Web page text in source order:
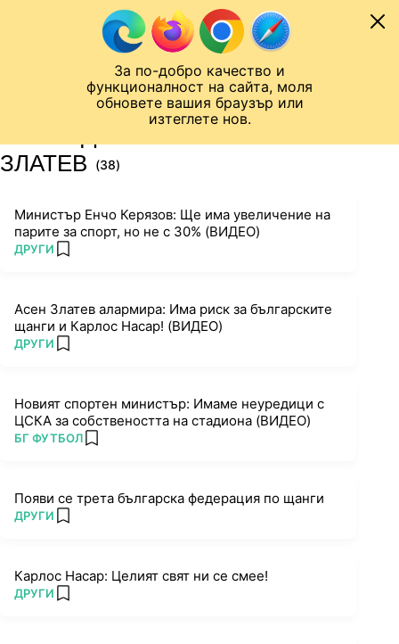
За по-добро качество и
функционалност на сайта, моля
обновете вашия браузър или
изтеглете нов.
Към съдържанието
Лига на Конференциите
ЗЛАТЕВ
(38)
Министър Енчо Керязов: Ще има увеличение на
парите за спорт, но не с 30% (ВИДЕО)
ПОВЕЧЕ ОТ
ДРУГИ add favorites
Асен Златев алармира: Има риск за българските
щанги и Карлос Насар! (ВИДЕО)
ПОВЕЧЕ ОТ
ДРУГИ add favorites
Новият спортен министър: Имаме неуредици с
ЦСКА за собствеността на стадиона (ВИДЕО)
ПОВЕЧЕ ОТ
БГ ФУТБОЛ add favorites
Появи се трета българска федерация по щанги
ПОВЕЧЕ ОТ
ДРУГИ add favorites
Карлос Насар: Целият свят ни се смее!
ПОВЕЧЕ ОТ
ДРУГИ add favorites